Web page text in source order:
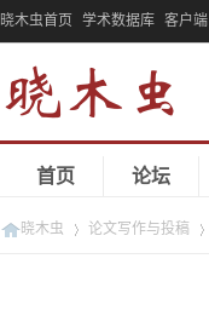
晓木虫首页 学术数据库 客户端
首页 论坛
晓木虫 论文写作与投稿